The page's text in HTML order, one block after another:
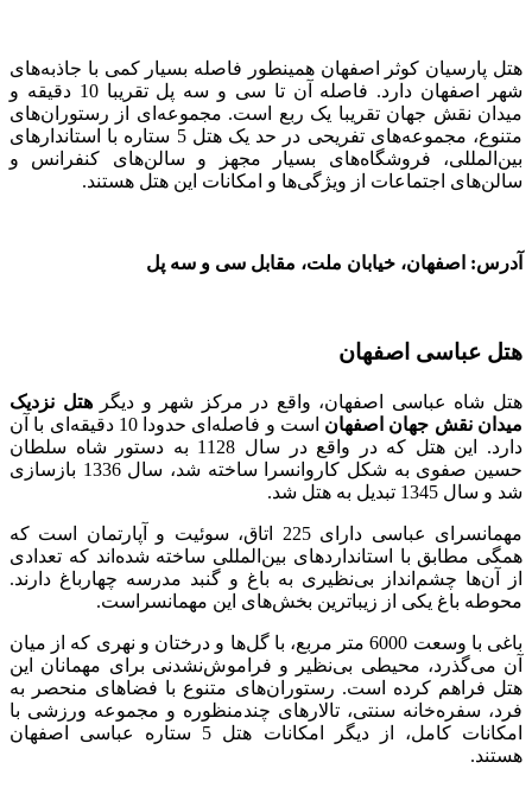
هتل پارسیان کوثر اصفهان همینطور فاصله‌ بسیار کمی با جاذبه‌های
شهر اصفهان دارد. فاصله آن تا سی‌ و سه پل تقریبا 10 دقیقه و
میدان نقش جهان تقریبا یک ربع است. مجموعه‌ای از رستوران‌ها‌ی
متنوع، مجموعه‌های تفریحی در حد یک هتل 5 ستاره با استاندارهای
بین‌المللی، فروشگاه‌های بسیار مجهز و سالن‌های کنفرانس و
سالن‌های اجتماعات از ویژگی‌ها و امکانات این هتل هستند.
آدرس: اصفهان، خیابان ملت، مقابل سی‌ و سه پل
هتل عباسی اصفهان
هتل شاه عباسی اصفهان، واقع در مرکز شهر و دیگرهتل نزدیک
میدان نقش جهان اصفهان
است و فاصله‌ای حدودا 10 دقیقه‌ای با آن
دارد. این هتل که در واقع در سال 1128 به دستور شاه سلطان
حسین صفوی به شکل کاروانسرا ساخته شد، سال 1336 بازسازی
شد و سال 1345 تبدیل به هتل شد.
مهمانسرای عباسی دارای 225 اتاق، سوئیت و آپارتمان است که
همگی مطابق با استانداردهای بین‌المللی ساخته شده‌اند که تعدادی
از آن‌ها چشم‌انداز بی‌نظیری به باغ و گنبد مدرسه چهارباغ دارند.
محوطه باغ یکی از زیباترین بخش‌های این مهمانسراست.
باغی با وسعت 6000 متر مربع، با گل‌ها و درختان و نهری که از میان
آن می‌گذرد، محیطی بی‌نظیر و فراموش‌نشدنی برای مهمانان این
هتل فراهم کرده است. رستوران‌های متنوع با فضاهای منحصر به
فرد، سفره‌خانه سنتی، تالارهای چندمنظوره و مجموعه ورزشی با
امکانات کامل، از دیگر امکانات هتل 5 ستاره عباسی اصفهان
هستند.